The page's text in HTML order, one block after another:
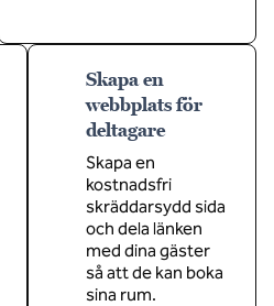
Skapa en
webbplats för
deltagare
Skapa en
kostnadsfri
skräddarsydd sida
och dela länken
med dina gäster
så att de kan boka
sina rum.